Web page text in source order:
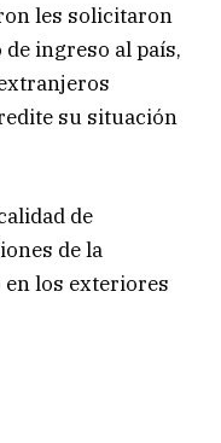
les solicitaron
ingreso al país,
su situación
de
de la
los exteriores